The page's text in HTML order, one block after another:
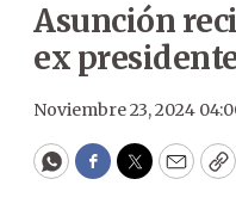
Asunción
ex
Noviembre 23, 2024
WhatsApp
Facebook
Twitter
Email